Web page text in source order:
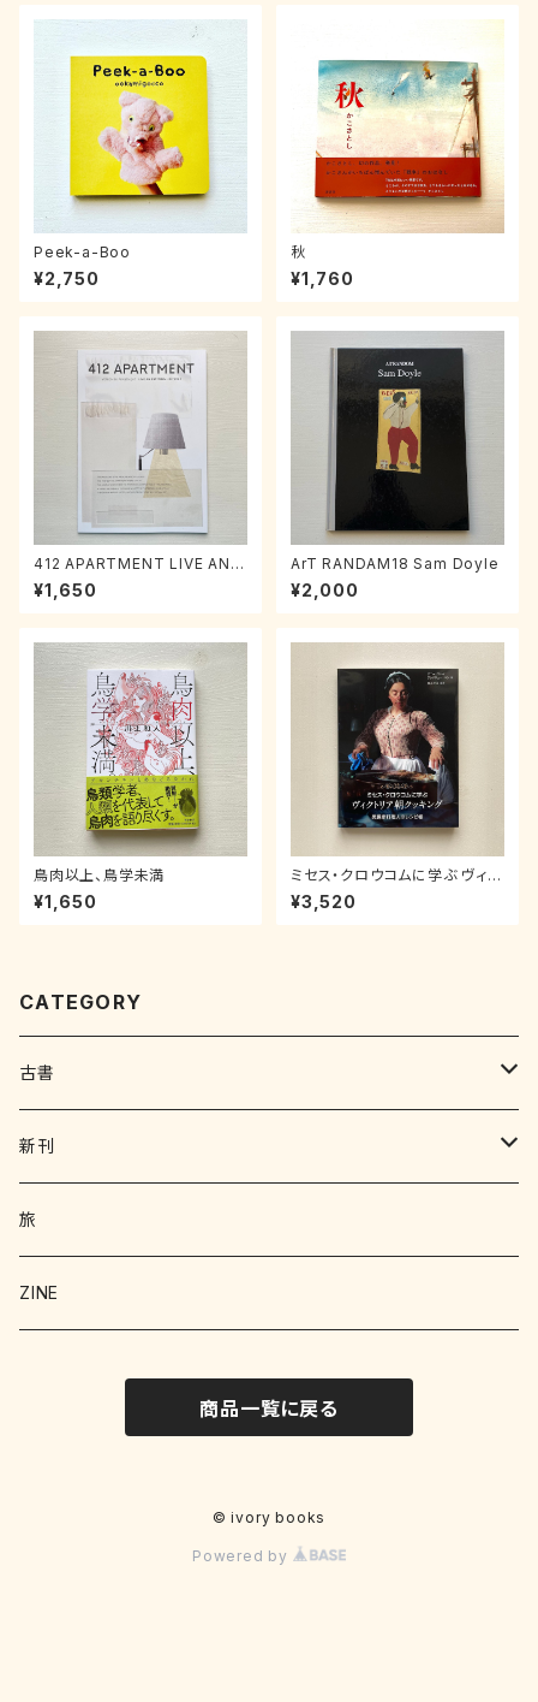
Peek-a-Boo
¥2,750
秋
¥1,760
412 APARTMENT LIVE AN E
XCITING VOL.1
¥1,650
ArT RANDAM18 Sam Doyle
¥2,000
鳥肉以上、鳥学未満
¥1,650
ミセス・クロウコムに学ぶ ヴィク
トリア朝クッキング〜男爵家料
理人のレシピ帳
¥3,520
CATEGORY
古書
写真集 画集
絵本 児童書
詩 エッセイ 小説
新刊
エッセイ
暮らし
絵本
旅
ZINE
商品一覧に戻る
© ivory books
Powered by